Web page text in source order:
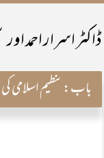
ڈاکٹر اسرار احمد
باب:تنظیم اسلامی